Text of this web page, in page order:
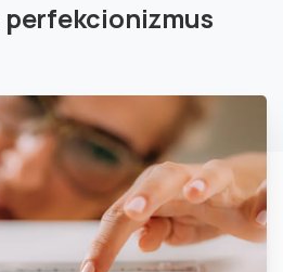
perfekcionizmus